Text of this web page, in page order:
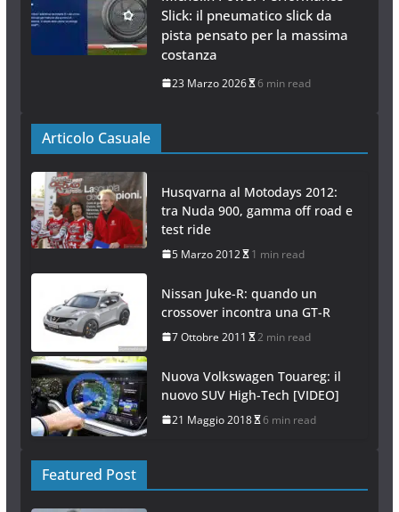
Slick: il pneumatico slick da
pista pensato per la massima
costanza
23 Marzo 2026 6 min read
Articolo Casuale
Husqvarna al Motodays 2012:
tra Nuda 900, gamma off road e
test ride
5 Marzo 2012 1 min read
Nissan Juke-R: quando un
crossover incontra una GT-R
7 Ottobre 2011 2 min read
Nuova Volkswagen Touareg: il
nuovo SUV High-Tech [VIDEO]
21 Maggio 2018 6 min read
Featured Post